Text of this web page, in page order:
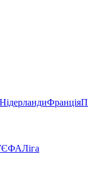
НідерландиФранція
Ліга